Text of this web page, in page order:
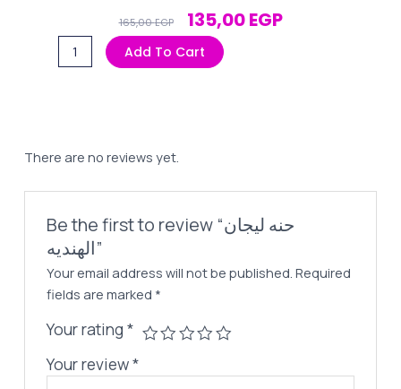
165,00EGP Original
Price
Was:
135,00EGPCurrent
Add To Cart
There are no reviews yet.
Be the first to review “حنه ليجان
الهنديه”
Your email address will not be published. Required
fields are marked *
Your rating*
Your review*